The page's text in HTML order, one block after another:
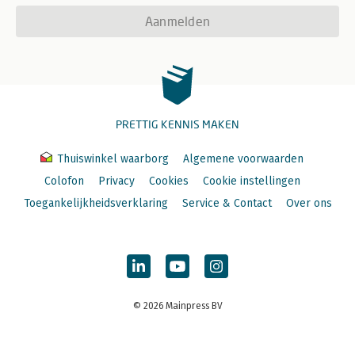
8 Analyse- en interventiemodellen 135
8.3 Beschrijving analyse- en interventiemodellen 137
8.3.1 Behoeftepiramide (Maslow) 139
8.3.2 Conflictstijlen (Blake & Mouton) 142
8.3.3 Dynamische Oordeelsvorming (Bos) 145
8.3.5 Escalatietrap (Glasl) 153
8.3.6 Interculturele dimensies (Hofstede) 158
8.3.7 Johari-venster (Luft & Ingham) 160
8.3.8 Kernkwadrant (Ofman) 164
8.3.9 NLP/Neuro Linguistisch Programmeren 167
8.3.12 Teamrollen (Belbin) 174
8.3.13 TA/Transactionele Analyse (Berne) 176
Aanmelden
PRETTIG KENNIS MAKEN
Thuiswinkel waarborg
Algemene voorwaarden
Colofon
Privacy Cookies
Cookie instellingen
Toegankelijkheidsverklaring
Service & Contact Over ons
© 2026 Mainpress BV